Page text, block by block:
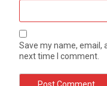
Save my name, email,
next time I comment.